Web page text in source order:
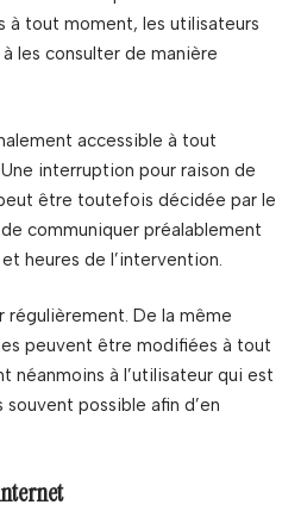
à tout moment, les utilisateurs
les consulter de manière
accessible à tout
interruption pour raison de
être toutefois décidée par le
communiquer préalablement
heures de l’intervention.
régulièrement. De la même
peuvent être modifiées à tout
néanmoins à l’utilisateur qui est
possible afin d’en